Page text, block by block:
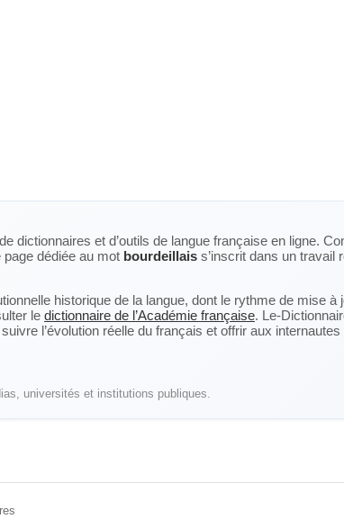
dictionnaires et d’outils de langue française en ligne.
dédiée au mot bourdeillais s’inscrit dans un travail
historique de la langue, dont le rythme de mise à
le dictionnaire de l’Académie française. Le-
l’évolution réelle du français et offrir aux internautes
universités et institutions publiques.